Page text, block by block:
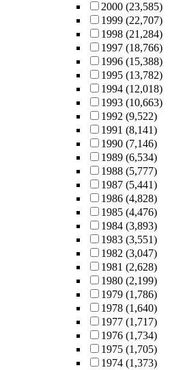
2000 (23,585)
1999 (22,707)
1998 (21,284)
1997 (18,766)
1996 (15,388)
1995 (13,782)
1994 (12,018)
1993 (10,663)
1992 (9,522)
1991 (8,141)
1990 (7,146)
1989 (6,534)
1988 (5,777)
1987 (5,441)
1986 (4,828)
1985 (4,476)
1984 (3,893)
1983 (3,551)
1982 (3,047)
1981 (2,628)
1980 (2,199)
1979 (1,786)
1978 (1,640)
1977 (1,717)
1976 (1,734)
1975 (1,705)
1974 (1,373)